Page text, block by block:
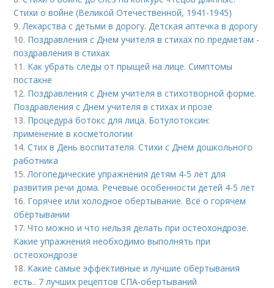
Стихи о войне (Великой Отечественной, 1941-1945)
9. Лекарства с детьми в дорогу. Детская аптечка в дорогу
10. Поздравления с Днем учителя в стихах по предметам -
поздравления в стихах
11. Как убрать следы от прыщей на лице. Симптомы
постакне
12. Поздравления с Днем учителя в стихотворной форме.
Поздравления с Днем учителя в стихах и прозе
13. Процедура ботокс для лица. Ботулотоксин:
применение в косметологии
14.Стих в День воспитателя. Стихи с Днем дошкольного
работника
15. Логопедические упражнения детям 4-5 лет для
развития речи дома. Речевые особенности детей 4-5 лет
16. Горячее или холодное обертывание. Всё о горячем
обёртывании
17.Что можно и что нельзя делать при остеохондрозе.
Какие упражнения необходимо выполнять при
остеохондрозе
18. Какие самые эффективные и лучшие обертывания
есть.. 7 лучших рецептов СПА-обертываний